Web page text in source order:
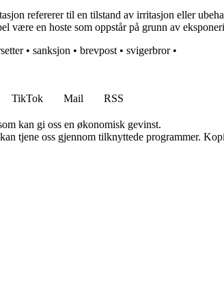
refererer til en tilstand av irritasjon eller
være en hoste som oppstår på grunn av
• sanksjon • brevpost • svigerbror•
TikTok Mail
RSS
kan gi oss en økonomisk gevinst.
tjene oss gjennom tilknyttede programmer.